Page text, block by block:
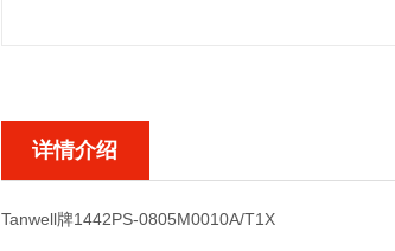
详情介绍
Tanwell牌1442PS-0805M0010A/T1X